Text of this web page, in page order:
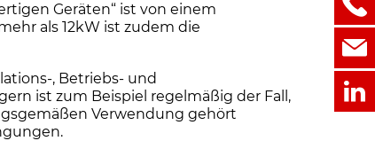
Geräten“ ist von einem
als 12kW ist zudem die
, Betriebs- und
ist zum Beispiel regelmäßig der Fall,
Verwendung gehört